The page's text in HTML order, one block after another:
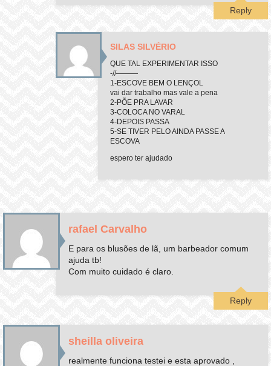
Reply
SILAS SILVÉRIO
QUE TAL EXPERIMENTAR ISSO
-//———
1-ESCOVE BEM O LENÇOL
vai dar trabalho mas vale a pena
2-PÕE PRA LAVAR
3-COLOCA NO VARAL
4-DEPOIS PASSA
5-SE TIVER PELO AINDA PASSE A
ESCOVA
espero ter ajudado
rafael Carvalho
E para os blusões de lã, um barbeador comum
ajuda tb!
Com muito cuidado é claro.
Reply
sheilla oliveira
realmente funciona testei e esta aprovado ,